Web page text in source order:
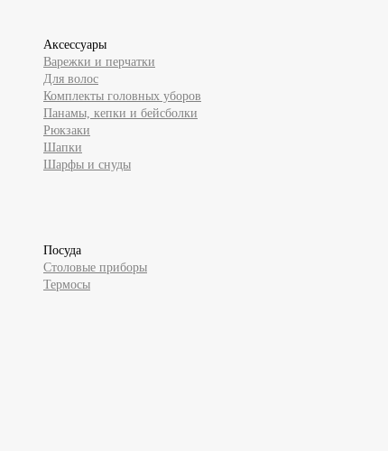
Аксессуары
Варежки и перчатки
Для волос
Комплекты головных уборов
Панамы, кепки и бейсболки
Рюкзаки
Шапки
Шарфы и снуды
Посуда
Столовые приборы
Термосы